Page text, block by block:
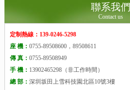
聯系我們
Contact us
定制熱線：139-0246-5298
座 機： 0755-89508600，89508611
傳 真： 0755-89508949
手 機： 13902465298（非工作時間）
總 部： 深圳坂田上雪科技園北區10號3樓